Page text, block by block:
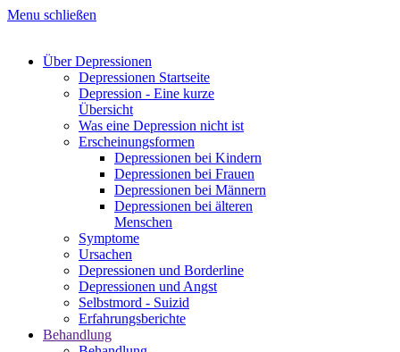
Menu schließen
Über Depressionen
Depressionen Startseite
Depression - Eine kurze
Übersicht
Was eine Depression nicht ist
Erscheinungsformen
Depressionen bei Kindern
Depressionen bei Frauen
Depressionen bei Männern
Depressionen bei älteren
Menschen
Symptome
Ursachen
Depressionen und Borderline
Depressionen und Angst
Selbstmord - Suizid
Erfahrungsberichte
Behandlung